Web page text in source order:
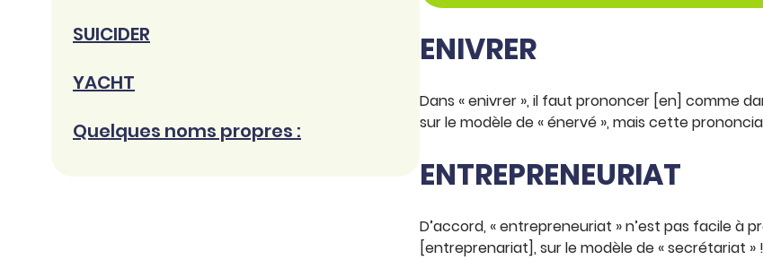
SUICIDER
YACHT
Quelques noms propres :
ENIVRER
Dans « enivrer », il faut prononcer [en] comme
sur le modèle de « énervé », mais cette
ENTREPRENEURIAT
D’accord, « entrepreneuriat » n’est pas facile à
[entreprenariat], sur le modèle de « secrétariat » !